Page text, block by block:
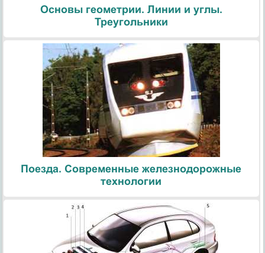
Основы геометрии. Линии и углы.
Треугольники
Поезда. Современные железнодорожные
технологии